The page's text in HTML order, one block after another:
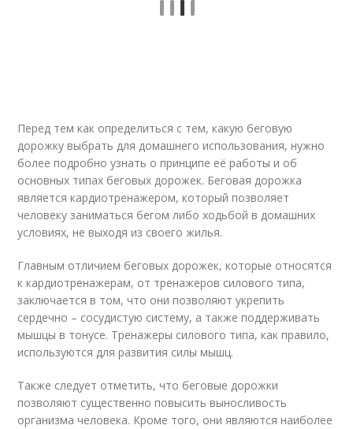
Перед тем как определиться с тем, какую беговую
дорожку выбрать для домашнего использования, нужно
более подробно узнать о принципе её работы и об
основных типах беговых дорожек. Беговая дорожка
является кардиотренажером, который позволяет
человеку заниматься бегом либо ходьбой в домашних
условиях, не выходя из своего жилья.
Главным отличием беговых дорожек, которые относятся
к кардиотренажерам, от тренажеров силового типа,
заключается в том, что они позволяют укрепить
сердечно – сосудистую систему, а также поддерживать
мышцы в тонусе. Тренажеры силового типа, как правило,
используются для развития силы мышц.
Также следует отметить, что беговые дорожки
позволяют существенно повысить выносливость
организма человека. Кроме того, они являются наиболее